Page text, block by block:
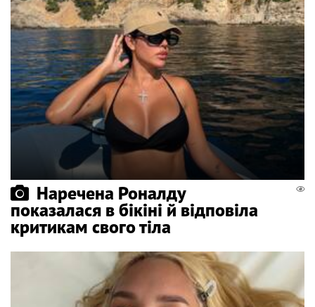
Наречена Роналду
показалася в бікіні й відповіла
критикам свого тіла